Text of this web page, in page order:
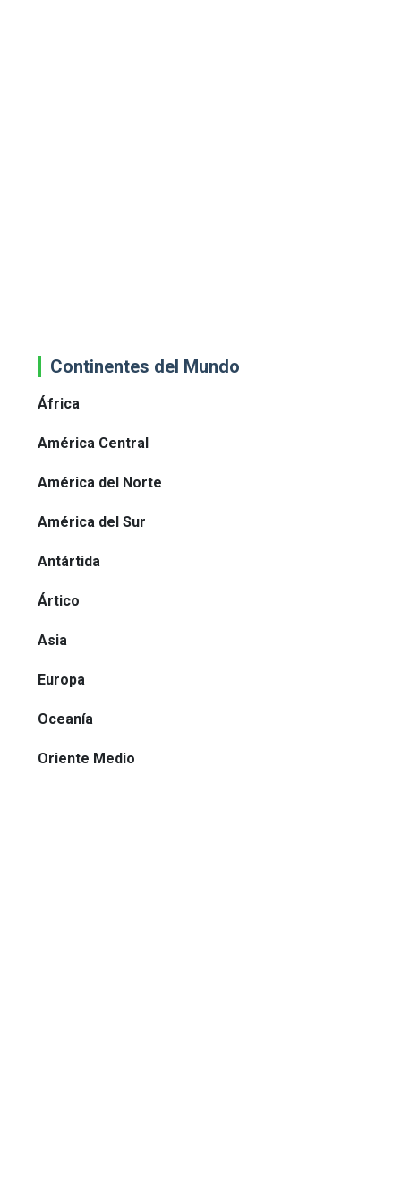
Continentes del Mundo
África
América Central
América del Norte
América del Sur
Antártida
Ártico
Asia
Europa
Oceanía
Oriente Medio